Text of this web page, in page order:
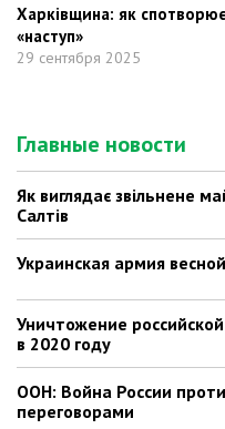
Харківщина: як
«наступ»
29 сентября 2025
Главные новости
Як виглядає звільнене
Салтів
Украинская армия
Уничтожение
в 2020 году
ООН: Война России
переговорами